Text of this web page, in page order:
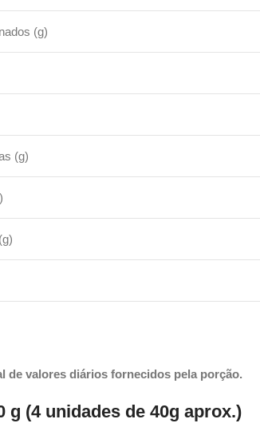
(g)
(g)
de valores diários fornecidos pela porção.
g (4 unidades de 40g aprox.)